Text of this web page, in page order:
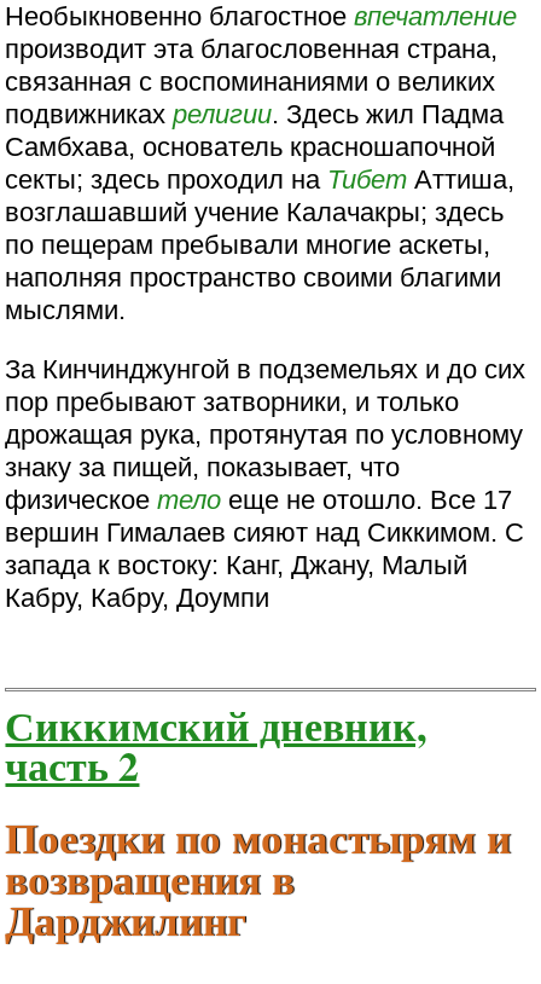
Необыкновенно благостноевпечатление
производит эта благословенная страна,
связанная с воспоминаниями о великих
подвижникахрелигии. Здесь жил Падма
Самбхава, основатель красношапочной
секты; здесь проходил на Тибет Аттиша,
возглашавший учение Калачакры; здесь
по пещерам пребывали многие аскеты,
наполняя пространство своими благими
мыслями.
За Кинчинджунгой в подземельях и до сих
пор пребывают затворники, и только
дрожащая рука, протянутая по условному
знаку за пищей, показывает, что
физическоетело еще не отошло. Все 17
вершин Гималаев сияют над Сиккимом. С
запада к востоку: Канг, Джану, Малый
Кабру, Кабру, Доумпи
Сиккимский дневник,
часть 2
Поездки по монастырям и
возвращения в
Дарджилинг